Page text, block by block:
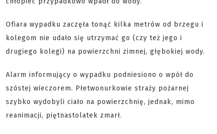
Ofiara wypadku zaczęła tonąć kilka metrów od brzegu i
kolegom nie udało się utrzymać go (czy też jego i
drugiego kolegi) na powierzchni zimnej, głębokiej wody.
Alarm informujący o wypadku podniesiono o wpół do
szóstej wieczorem. Płetwonurkowie straży pożarnej
szybko wydobyli ciało na powierzchnię, jednak, mimo
reanimacji, piętnastolatek zmarł.